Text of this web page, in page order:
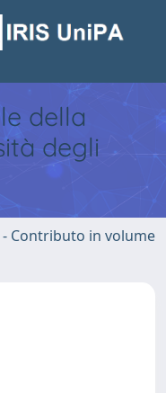
della
degli
- Contributo in volume